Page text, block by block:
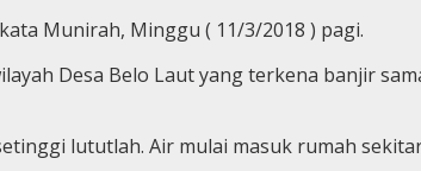
Munirah, Minggu ( 11/3/2018 ) pagi.
Desa Belo Laut yang terkena banjir
lututlah. Air mulai masuk rumah sekitar